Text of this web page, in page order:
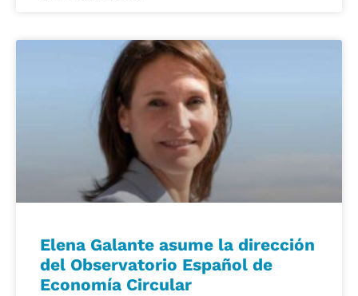
Elena Galante asume la dirección
del Observatorio Español de
Economía Circular